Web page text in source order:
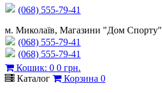
(068) 555-79-41
м. Миколаїв, Магазини "Дом Спорту"
(068) 555-79-41
(068) 555-79-41
Кошик: 0 0 грн.
Каталог
Корзина 0